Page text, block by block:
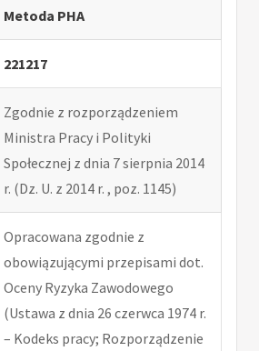
Metoda PHA
221217
Zgodnie z rozporządzeniem
Ministra Pracy i Polityki
Społecznej z dnia 7 sierpnia 2014
r. (Dz. U. z 2014 r. , poz. 1145)
Opracowana zgodnie z
obowiązującymi przepisami dot.
Oceny Ryzyka Zawodowego
(Ustawa z dnia 26 czerwca 1974 r.
– Kodeks pracy; Rozporządzenie